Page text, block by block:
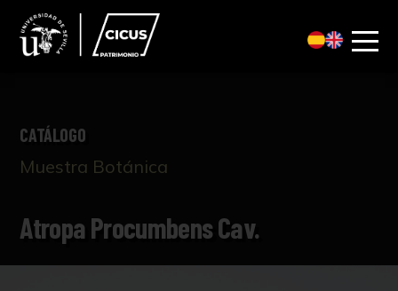
CATÁLOGO
Muestra Botánica
Atropa Procumbens Cav.